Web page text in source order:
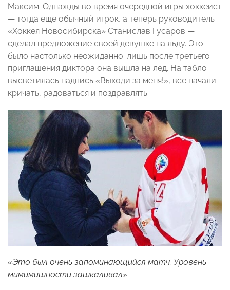
Максим. Однажды во время очередной игры хоккеист
— тогда еще обычный игрок, а теперь руководитель
«Хоккея Новосибирска» Станислав Гусаров —
сделал предложение своей девушке на льду. Это
было настолько неожиданно: лишь после третьего
приглашения диктора она вышла на лед. На табло
высветилась надпись «Выходи за меня!», все начали
кричать, радоваться и поздравлять.
«Это был очень запоминающийся матч. Уровень
мимимишности зашкаливал»